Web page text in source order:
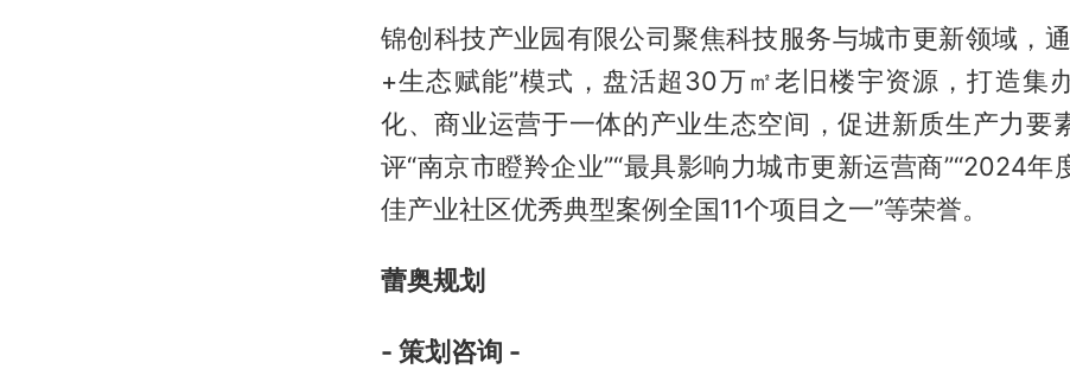
锦创科技产业园有限公司聚焦科技服务与城市更新领域，
+生态赋能”模式，盘活超30万㎡老旧楼宇资源，打造集
化、商业运营于一体的产业生态空间，促进新质生产力要
评“南京市瞪羚企业”“最具影响力城市更新运营商”“2024年
佳产业社区优秀典型案例全国11个项目之一”等荣誉。
蕾奥规划
- 策划咨询 -